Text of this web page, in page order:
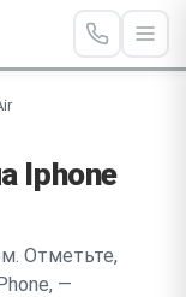
Iphone
Отметьте,
—